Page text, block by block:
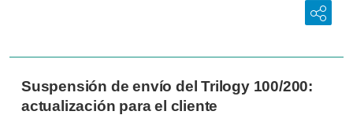
Suspensión de envío del Trilogy 100/200:
actualización para el cliente